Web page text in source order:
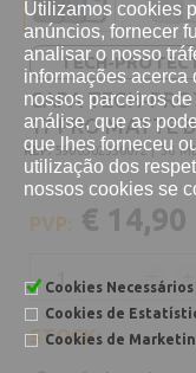
Utilizamos cookies
anúncios, fornecer
analisar o nosso
informações acerca
nossos parceiros
análise, que as
que lhes forneceu
utilização dos
nossos cookies se
Cookies Necessários
Cookies de
Cookies de
TECH-
CAPA TECH-
17 PRO MATTE
REF:5906302330072 | 36
PVP: € 14,90
STOCK: